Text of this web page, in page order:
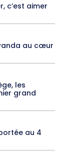
c’est aimer
au cœur
les
grand
au 4